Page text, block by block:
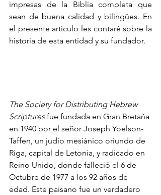
impresas de la Biblia completa que
sean de buena calidad y bilingües. En
el presente artículo les contaré sobre la
historia de esta entidad y su fundador.
The Society for Distributing Hebrew
Scriptures fue fundada en Gran Bretaña
en 1940 por el señor Joseph Yoelson-
Taffen, un judío mesiánico oriundo de
Riga, capital de Letonia, y radicado en
Reino Unido, donde falleció el 6 de
Octubre de 1977 a los 92 años de
edad. Este paisano fue un verdadero